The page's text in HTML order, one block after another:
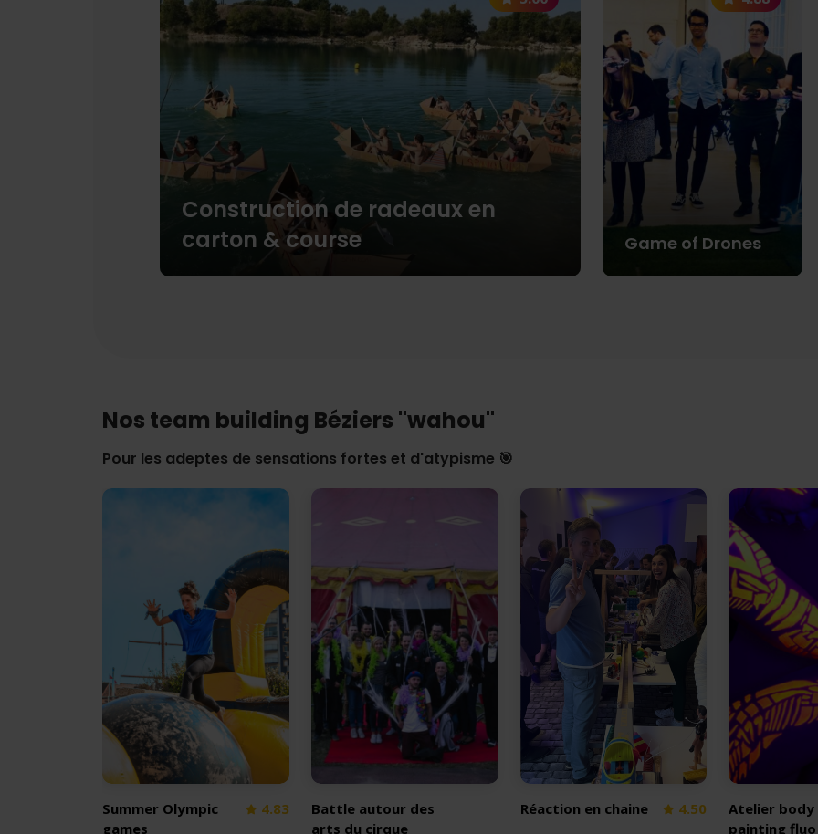
Construction de radeaux en
carton & course
Game of Drones
Nos team building Béziers "wahou"
Pour les adeptes de sensations fortes et d'atypisme 🎯
Summer Olympic
games
4.83
Battle autour des
arts du cirque
Réaction en chaine 4.50
Atelier body
painting fluo